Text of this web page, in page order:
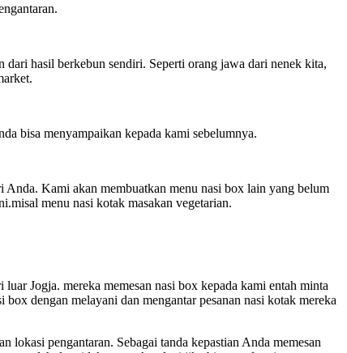
hasil berkebun sendiri. Seperti orang jawa dari nenek kita,
bisa menyampaikan kepada kami sebelumnya.
Kami akan membuatkan menu nasi box lain yang belum
menu nasi kotak masakan vegetarian.
Jogja. mereka memesan nasi box kepada kami entah minta
dengan melayani dan mengantar pesanan nasi kotak mereka
pengantaran. Sebagai tanda kepastian Anda memesan